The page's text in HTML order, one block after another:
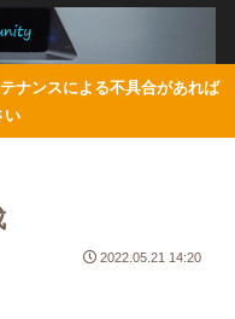
ナンスによる不具合があれば
い
2022.05.21 14:20